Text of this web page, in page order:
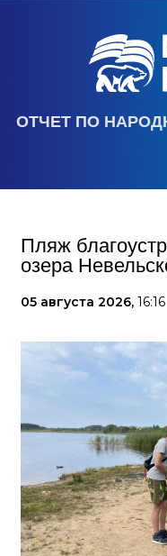
ОТЧЕТ ПО
Пляж
озера
05 августа 2026, 16:16